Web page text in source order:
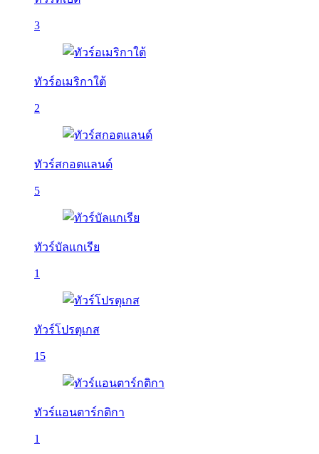
3
ทัวร์อเมริกาใต้
2
ทัวร์สกอตแลนด์
5
ทัวร์บัลเเกเรีย
1
ทัวร์โปรตุเกส
15
ทัวร์แอนตาร์กติกา
1